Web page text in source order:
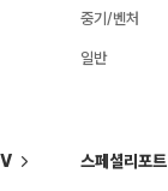
중기/벤처
일반
스페셜리포트